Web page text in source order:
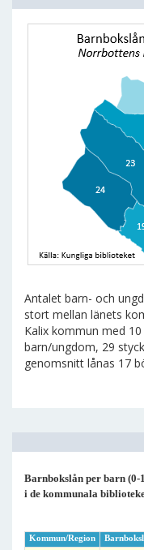
Antalet barn- och
stort mellan länets
Kalix kommun med
barn/ungdom, 29
genomsnitt lånas 17
Barnbokslån per barn (0-
i de kommunala
Kommun/Region